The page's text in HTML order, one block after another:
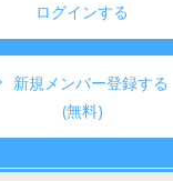
ログインする
新規メンバー登録する
(無料)